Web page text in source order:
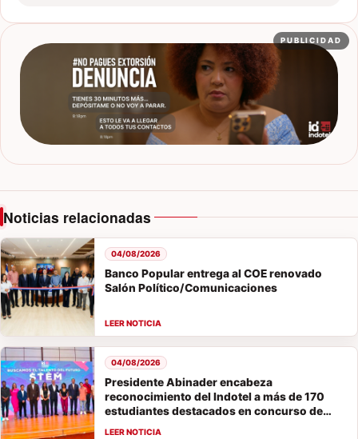
PUBLICIDAD
Noticias relacionadas
Banco Popular entrega al COE renovado
Salón Político/Comunicaciones
04/08/2026
Presidente Abinader encabeza
reconocimiento del Indotel a más de 170
estudiantes destacados en concurso de
04/08/2026